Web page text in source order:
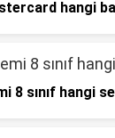
hangi
8 sınıf hangi